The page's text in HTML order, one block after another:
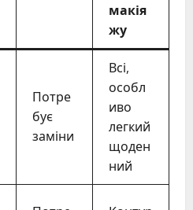
макія
жу
Потре
бує
заміни
Всі,
особл
иво
легкий
щоден
ний